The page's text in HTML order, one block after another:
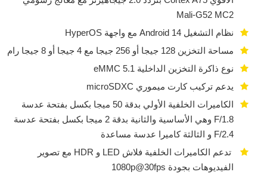
Mali-G52 MC2
نظام التشغيل Android 14 مع واجهة HyperOS
مساحة التخزين 128 جيجا أو 256 جيجا مع 4 جيجا أو 8 جيجا رام
نوع ذاكرة التخزين الداخلية eMMC 5.1
يدعم تركيب كارت ميموري microSDXC
الكاميرات الخلفية الأولي بدقة 50 ميجا بكسل بفتحة عدسة
F/1.8 وهي الأساسية والثانية بدقة 2 ميجا بكسل بفتحة عدسة
F/2.4 و الثالثة كاميرا عدسة مساعدة
تدعم الكاميرات الخلفية فلاش LED و HDR مع تصوير
الفيديوهات بجودة 1080p@30fps